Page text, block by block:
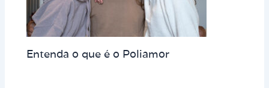
Entenda o que é o Poliamor